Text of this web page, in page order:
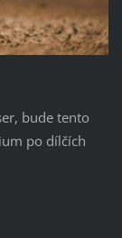
bude tento
po dílčích